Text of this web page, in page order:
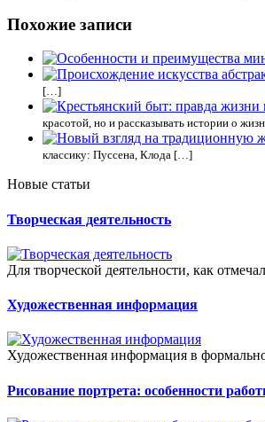
Похожие записи
[…]
красотой, но и рассказывать истории о
классику: Пуссена, Клода […]
Новые статьи
Творческая деятельность
Для творческой деятельности, как
Художественная информация
Художественная информация в
Рисование портрета: особенности